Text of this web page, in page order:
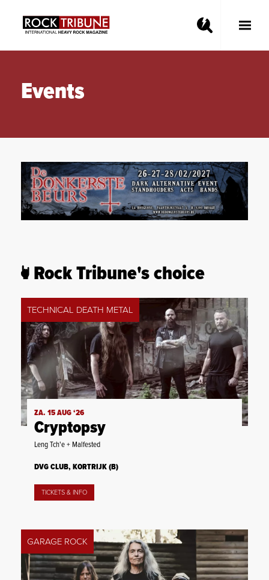
Toggle
Events
Rock Tribune's choice
TECHNICAL DEATH METAL
ZA. 15 AUG ‘26
Cryptopsy
Leng Tch'e + Malfested
DVG CLUB, KORTRIJK (B)
TICKETS & INFO
GARAGE ROCK